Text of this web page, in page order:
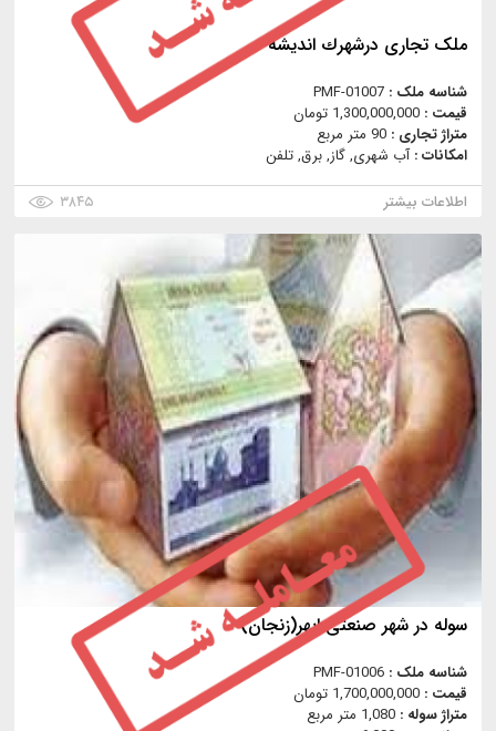
ملک تجاری درشهرك اندیشه
شناسه ملک : PMF-01007
قیمت : 1,300,000,000 تومان
متراژ تجاری : 90 متر مربع
امکانات :آب شهری, گاز, برق, تلفن
اطلاعات بیشتر
۳۸۴۵
سوله در شهر صنعتی ابهر(زنجان)
شناسه ملک : PMF-01006
قیمت : 1,700,000,000 تومان
متراژ سوله : 1,080 متر مربع